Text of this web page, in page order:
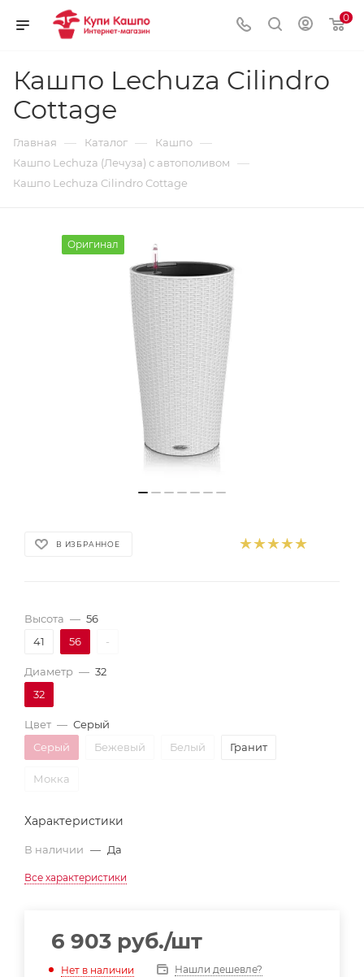
0
Кашпо Lechuza Cilindro
Cottage
Главная — Каталог — Кашпо —
Кашпо Lechuza (Лечуза) с автополивом —
Кашпо Lechuza Cilindro Cottage
Оригинал
В ИЗБРАННОЕ
Высота — 56
41
56 -
Диаметр — 32
32
Цвет — Серый
Серый
Бежевый Белый Гранит
Мокка
Характеристики
В наличии — Да
Все характеристики
6 903 руб./шт
Нет в наличии Нашли дешевле?